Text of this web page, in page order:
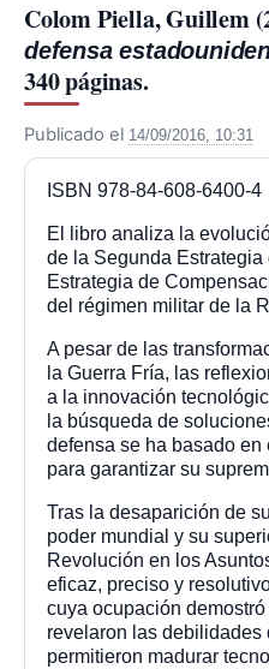
Colom Piella, Guillem
defensa
340 páginas.
Publicado el 14/09/2016, 10:31
ISBN 978-84-608-6400-4
El libro analiza la
de la Segunda
Estrategia de
del régimen militar de la
A pesar de las
la Guerra Fría, las
a la innovación
la búsqueda de
defensa se ha basado
para garantizar su
Tras la desaparición de
poder mundial y su
Revolución en los
eficaz, preciso y
cuya ocupación
revelaron las debilidades
permitieron madurar